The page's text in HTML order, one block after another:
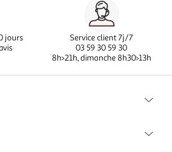
jours
Service client 7j/7
03 59 30 59 30
8h>21h, dimanche 8h30>13h